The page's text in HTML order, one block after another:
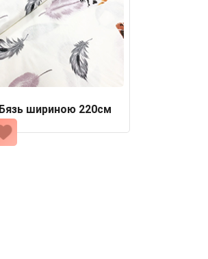
Бязь шириною 220см